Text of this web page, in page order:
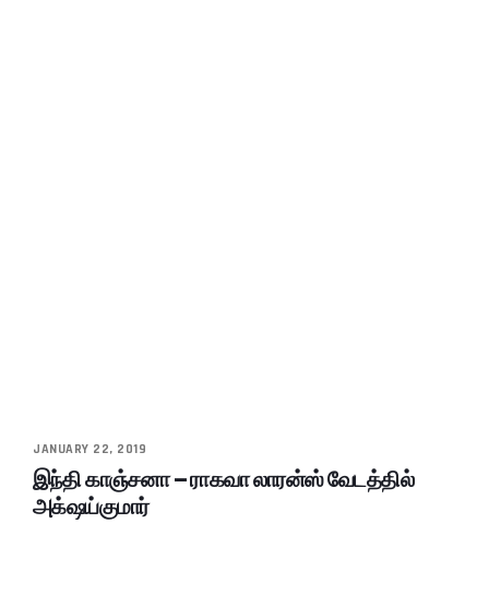
JANUARY 22, 2019
இந்தி காஞ்சனா – ராகவா லாரன்ஸ் வேடத்தில்
அக்‌ஷய்குமார்